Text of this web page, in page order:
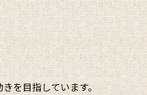
を目指しています。